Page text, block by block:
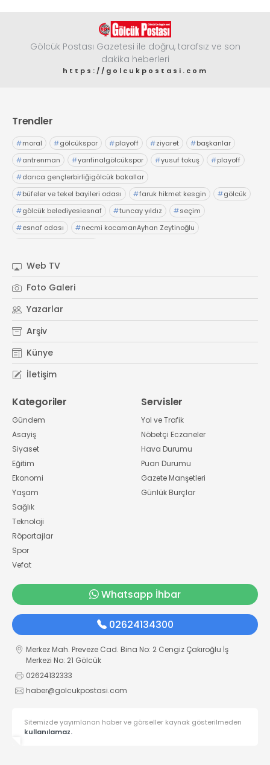
Gölcük Postası Gazetesi ile doğru, tarafsız ve son
dakika heberleri
https://golcukpostasi.com
Trendler
#moral #gölcükspor #playoff #ziyaret #başkanlar
#antrenman #yarıfinalgölcükspor #yusuf tokuş #playoff
#darıca gençlerbirliğigölcük bakallar
#büfeler ve tekel bayileri odası #faruk hikmet kesgin #gölcük
#gölcük belediyesiesnaf #tuncay yıldız #seçim
#esnaf odası #necmi kocamanAyhan Zeytinoğlu
Web TV
Foto Galeri
Yazarlar
Arşiv
Künye
İletişim
Kategoriler
Gündem
Asayiş
Siyaset
Eğitim
Ekonomi
Yaşam
Sağlık
Teknoloji
Röportajlar
Spor
Vefat
Servisler
Yol ve Trafik
Nöbetçi Eczaneler
Hava Durumu
Puan Durumu
Gazete Manşetleri
Günlük Burçlar
Whatsapp İhbar
02624134300
Merkez Mah. Preveze Cad. Bina No: 2 Cengiz Çakıroğlu İş
Merkezi No: 21 Gölcük
02624132333
haber@golcukpostasi.com
Sitemizde yayımlanan haber ve görseller kaynak gösterilmeden
kullanılamaz.